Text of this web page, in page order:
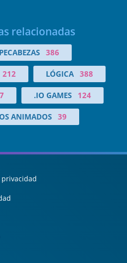
relacionadas
386
212 LÓGICA 388
.IO GAMES 124
ANIMADOS 39